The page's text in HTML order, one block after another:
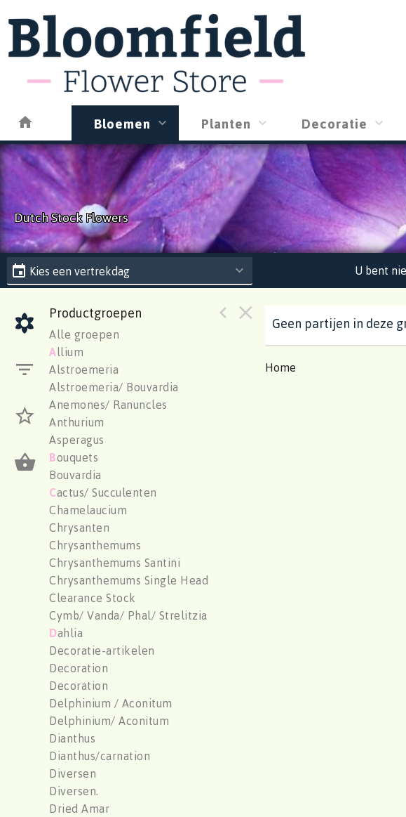
Bloemen Planten Decoratie
Dutch Stock Flowers
Kies een vertrekdag U bent
Productgroepen
Alle groepen
Allium
Alstroemeria
Alstroemeria/ Bouvardia
Anemones/ Ranuncles
Anthurium
Asperagus
Bouquets
Bouvardia
Cactus/ Succulenten
Chamelaucium
Chrysanten
Chrysanthemums
Chrysanthemums Santini
Chrysanthemums Single Head
Clearance Stock
Cymb/ Vanda/ Phal/ Strelitzia
Dahlia
Decoratie-artikelen
Decoration
Decoration
Delphinium / Aconitum
Delphinium/ Aconitum
Dianthus
Dianthus/carnation
Diversen
Diversen.
Dried Amar
Geen partijen in deze
Home